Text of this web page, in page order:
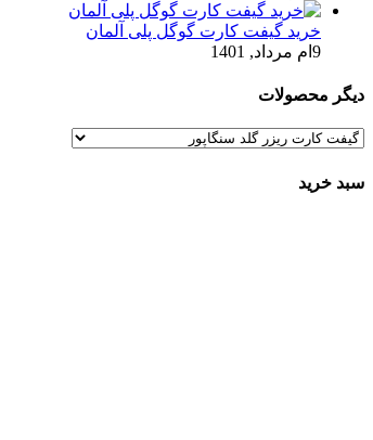
خرید گیفت کارت گوگل پلی آلمان
9ام مرداد, 1401
دیگر محصولات
سبد خرید